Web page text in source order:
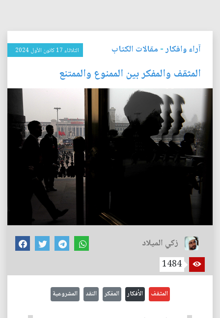
آراء وافكار- مقالات الكتاب الثلاثاء 17 كانون الأول 2024
المثقف والمفكر بين الممنوع والممتنع
زكي الميلاد
1484
المثقف الأفكار المفكر النقد المشروعية